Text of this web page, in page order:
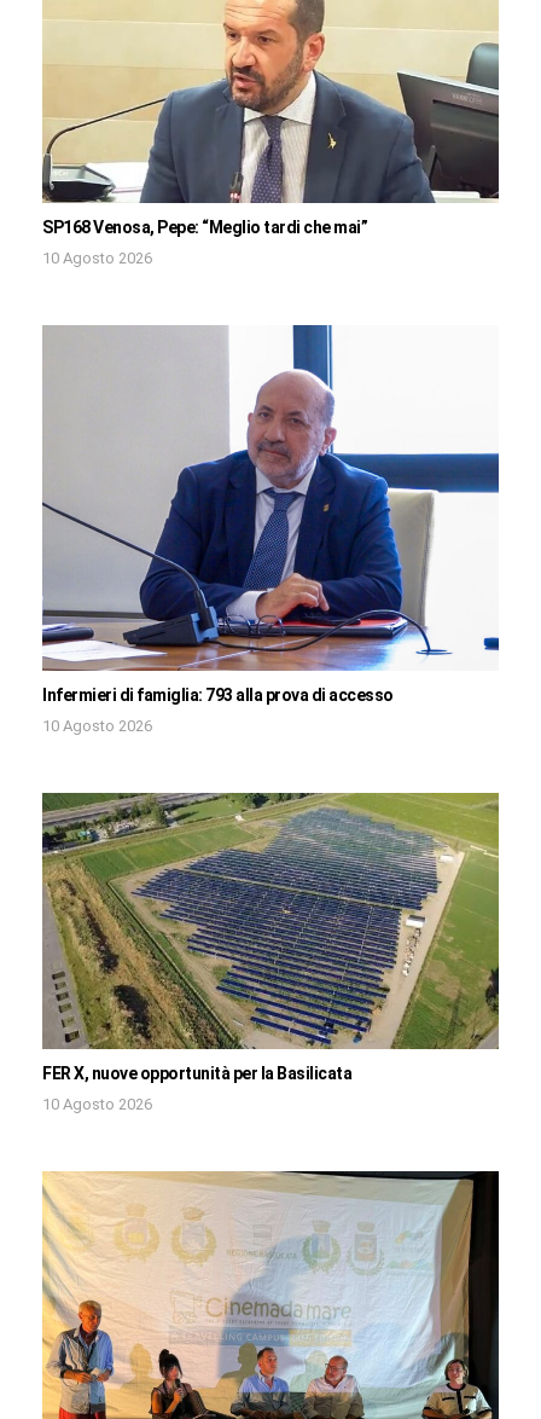
SP168 Venosa, Pepe: “Meglio tardi che mai”
10 Agosto 2026
Infermieri di famiglia: 793 alla prova di accesso
10 Agosto 2026
FER X, nuove opportunità per la Basilicata
10 Agosto 2026